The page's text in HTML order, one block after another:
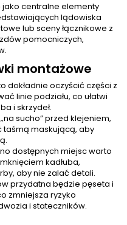
centralne elementy
lądowiska
lub sceny łącznikowe z
pomocniczych,
montażowe
dokładnie oczyścić części z
linie podziału, co ułatwi
i skrzydeł.
sucho” przed klejeniem,
taśmą maskującą, aby
dostępnych miejsc warto
kadłuba,
aby nie zalać detali.
przydatna będzie pęseta i
zmniejsza ryzyko
i stateczników.